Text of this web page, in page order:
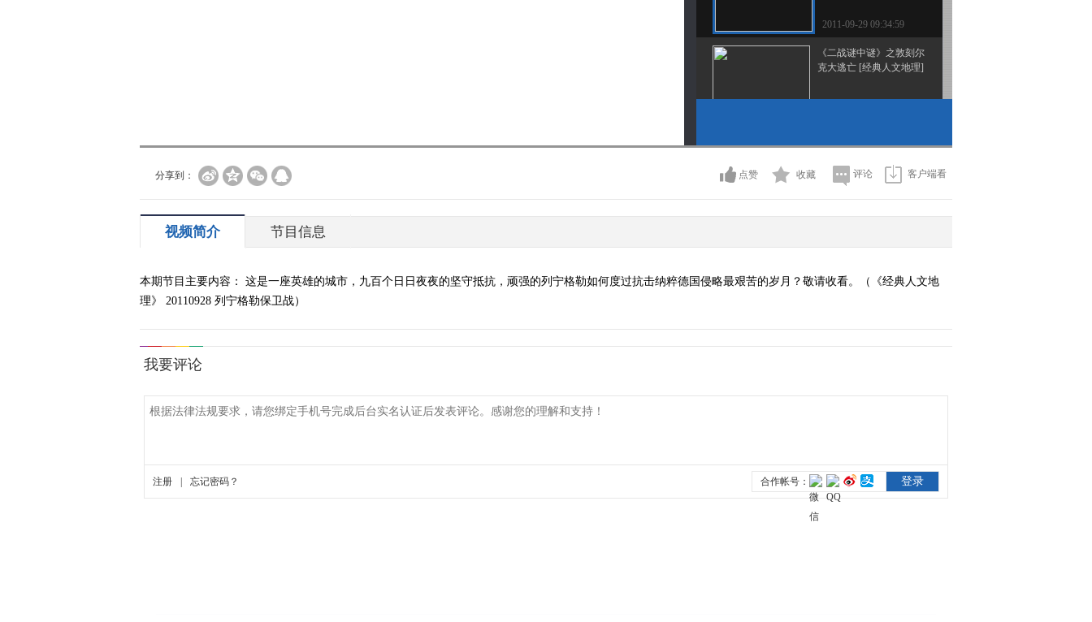
2011-09-29 09:34:59
《二战谜中谜》之敦刻尔
克大逃亡 [经典人文地理]
2011-10-19 09:12:38
典人文地理] 20111024
2011-10-27 20:56:55
中国秘密战 东方大谍 [经
典人文地理] 20111027
分享到： 点赞 收藏 评论 客户端看
视频简介 节目信息
本期节目主要内容： 这是一座英雄的城市，九百个日日夜夜的坚守抵抗，顽强的列宁格勒如何度过抗击纳粹德国侵略最艰苦的岁月？敬请收看。（《经典人文地
理》 20110928 列宁格勒保卫战）